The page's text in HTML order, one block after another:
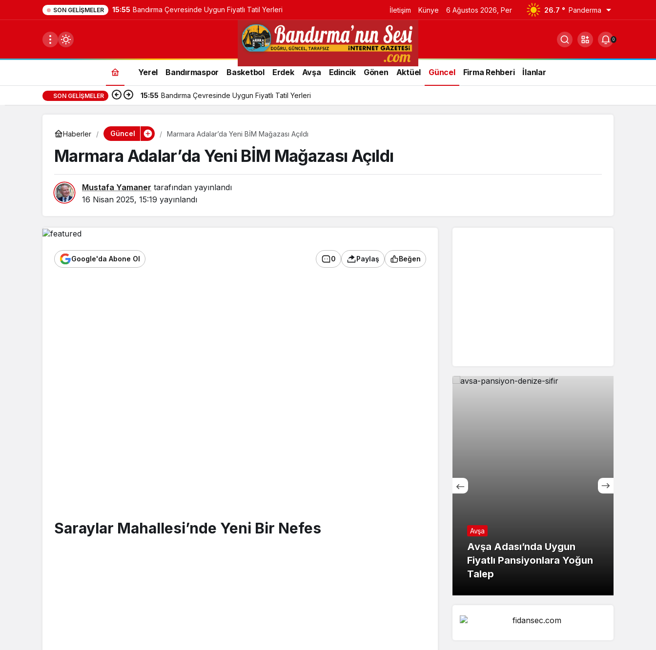
SON GELIŞMELER 15:55 Bandırma Çevresinde Uygun Fiyatlı Tatil Yerleri İletişim Künye 6 Ağustos 2026, Per 26.7 ° Panderma
0
Yerel Bandırmaspor Basketbol Erdek Avşa Edincik Gönen Aktüel Güncel Firma Rehberi İlanlar
SON GELIŞMELER 15:55 Bandırma Çevresinde Uygun Fiyatlı Tatil Yerleri
Haberler Güncel Marmara Adalar’da Yeni BİM Mağazası Açıldı
Marmara Adalar’da Yeni BİM Mağazası Açıldı
Mustafa Yamaner tarafından yayınlandı
16 Nisan 2025, 15:19 yayınlandı
Google'da Abone Ol 0 Paylaş Beğen
Saraylar Mahallesi’nde Yeni Bir Nefes Avşa
Avşa Adası’nda Uygun
Fiyatlı Pansiyonlara Yoğun
Talep